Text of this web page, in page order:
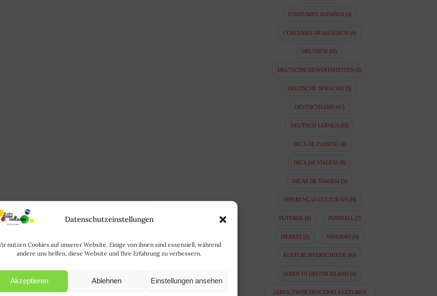
Datenschutzeinstellungen
nutzen Cookies auf unserer Website. Einige von ihnen sind essenziell, während
andere uns helfen, diese Website und Ihre Erfahrung zu verbessern.
Akzeptieren Ablehnen Einstellungen ansehen
COSTUMES ALEMÃES(5)
COSTUMES BRASILEIROS (4)
DEUTSCH (15)
DEUTSCHE GEWOHNHEITEN (5)
DEUTSCHE SPRACHE (5)
DEUTSCHLAND (47)
DEUTSCH LERNEN (12)
DICA DE PASSEIO (4)
DICA DE VIAGEM (9)
DICAS DE VIAGEM (5)
DIFERENÇAS CULTURAIS(11)
FUTEBOL(8) FUSSBALL (7)
HERBST(5) INVERNO (5)
KULTURUNTERSCHIEDE(10)
LEBEN IN DEUTSCHLAND (4)
LEBEN ZWISCHEN ZWEI KULTUREN